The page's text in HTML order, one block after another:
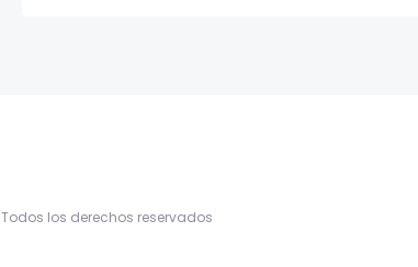
Todos los derechos reservados